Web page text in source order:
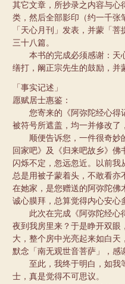
其它文章，所抄录之内容与心
类，然后全部影印（约一千张
「天心月刊」发表，并蒙「
三十八篇。
本书的完成必须感谢：天心
缮打，阚正宗先生的鼓励，并
「事实记述」
愿赋居士惠鉴：
您寄来的《阿弥陀经心得记
被符号所遮盖，均一并修改了
顺便告诉您，一件很奇妙的
回家吧》及《归来吧故乡》
闪烁不定，忽远忽近。以前
总是用被子蒙着头，不敢看亦
在她家，是您赠送的阿弥陀佛
诚心膜拜，总算觉得内心安心
此次在完成《阿弥陀经心得
夜到我房里来？于是睁开双眼
大，整个房中光亮起来如白天
默念「南无观世音菩萨」，感
至此，我终于明白，如我等
士，真是觉得不可思议。